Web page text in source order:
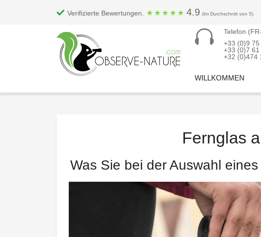
Verifizierte Bewertungen. ★ ★ ★ ★ ★ 4.9 (Im Durchschnitt von 5)
Telefon
+33 (0)9
+33 (0)7
+32 (0)474
WILLKOMMEN
Fernglas
Was Sie bei der Auswahl